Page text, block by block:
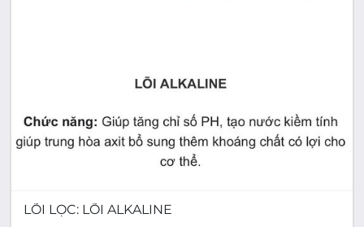
LÕI LỌC: LÕI ALKALINE